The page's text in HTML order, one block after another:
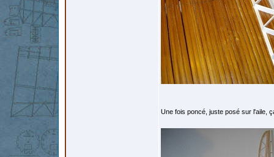
Une fois poncé, juste posé sur l'aile,